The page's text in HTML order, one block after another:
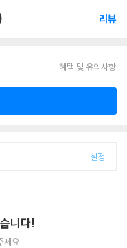
리뷰
혜택 및 유의사항
설정
니다!
세요.